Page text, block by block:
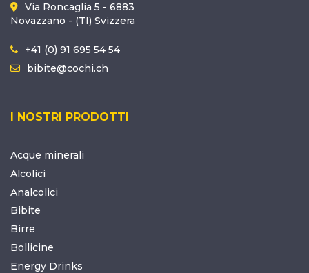
Via Roncaglia 5 - 6883
Novazzano - (TI) Svizzera
+41 (0) 91 695 54 54
bibite@cochi.ch
I NOSTRI PRODOTTI
Acque minerali
Alcolici
Analcolici
Bibite
Birre
Bollicine
Energy Drinks